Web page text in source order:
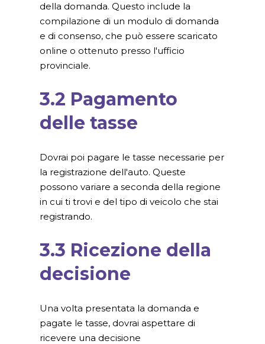
della domanda. Questo include la
compilazione di un modulo di domanda
e di consenso, che può essere scaricato
online o ottenuto presso l'ufficio
provinciale.
3.2 Pagamento
delle tasse
Dovrai poi pagare le tasse necessarie per
la registrazione dell'auto. Queste
possono variare a seconda della regione
in cui ti trovi e del tipo di veicolo che stai
registrando.
3.3 Ricezione della
decisione
Una volta presentata la domanda e
pagate le tasse, dovrai aspettare di
ricevere una decisione